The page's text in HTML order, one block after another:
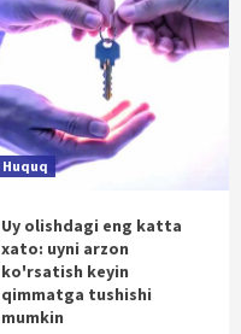
Huquq
Uy olishdagi eng katta
xato: uyni arzon
ko'rsatish keyin
qimmatga tushishi
mumkin